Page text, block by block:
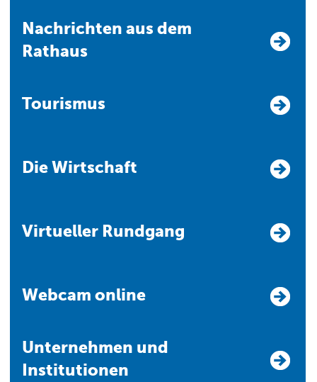
Nachrichten aus dem
Rathaus
Tourismus
Die Wirtschaft
Virtueller Rundgang
Webcam online
Unternehmen und
Institutionen